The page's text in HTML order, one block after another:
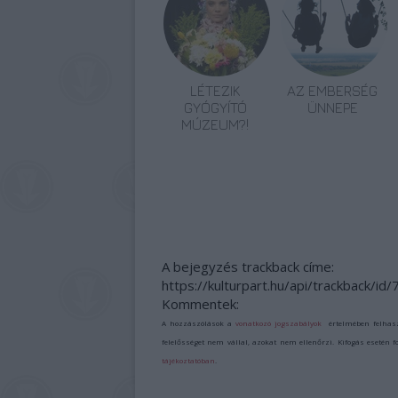
LÉTEZIK
GYÓGYÍTÓ
MÚZEUM?!
AZ EMBERSÉG
ÜNNEPE
A bejegyzés trackback címe:
https://kulturpart.hu/api/trackback/id/
Kommentek:
A hozzászólások avonatkozó jogszabályok értelmében
felelősséget nem vállal, azokat nem ellenőrzi. Kifogás esetén
tájékoztatóban